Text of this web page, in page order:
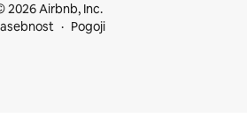
2026 Airbnb, Inc.
Pogoji